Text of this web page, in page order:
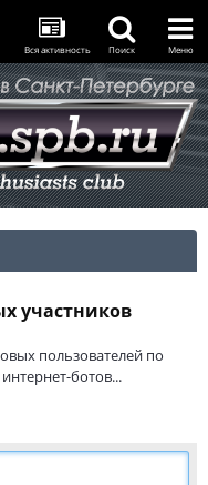
Вся активность Поиск Меню
участников
пользователей по
ботов...